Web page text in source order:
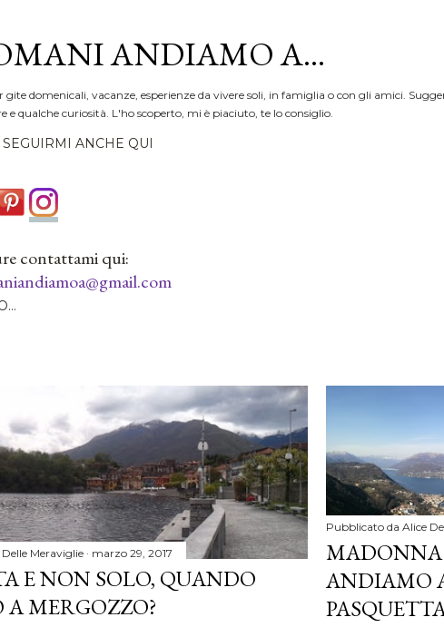
ANDIAMO A...
gite domenicali, vacanze, esperienze da vivere soli, in famiglia o con gli amici.
e qualche curiosità. L'ho scoperto, mi è piaciuto, te lo consiglio.
ANCHE QUI
contattami qui:
Meraviglie marzo 29, 2017
E NON SOLO, QUANDO
MERGOZZO?
Pubblicato da Alice
MADONNA
ANDIAMO